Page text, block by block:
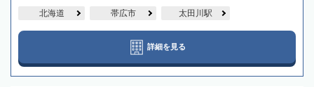
北海道 帯広市 太田川駅
詳細を見る